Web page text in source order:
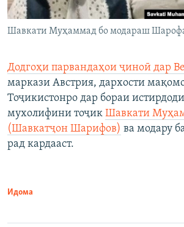
Шавкати Муҳаммад бо модараш
Додгоҳи парвандаҳои ҷиноӣ дар
маркази Австрия, дархости
Тоҷикистонро дар бораи
мухолифини тоҷик Шавкати
(Шавкатҷон Шарифов) ва модару
рад кардааст.
Идома